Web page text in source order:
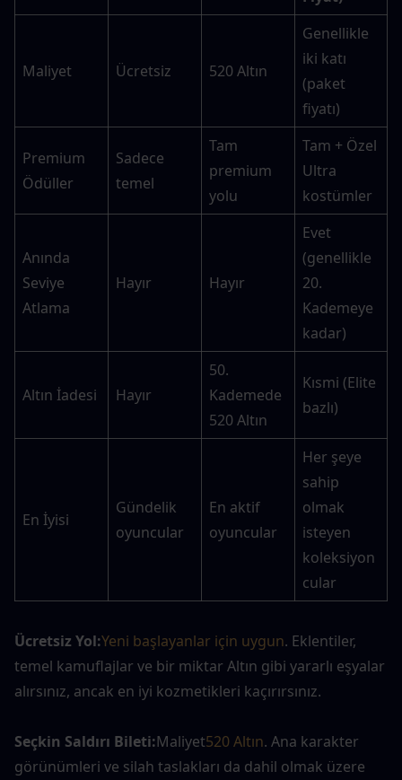
Maliyet Ücretsiz 520 Altın
Genellikle
iki katı
(paket
fiyatı)
Premium
Ödüller
Sadece
temel
Tam
premium
yolu
Tam + Özel
Ultra
kostümler
Anında
Seviye
Atlama
Hayır Hayır
Evet
(genellikle
20.
Kademeye
kadar)
Altın İadesi Hayır
50.
Kademede
520 Altın
Kısmi (Elite
bazlı)
En İyisi
Gündelik
oyuncular
En aktif
oyuncular
Her şeye
sahip
olmak
isteyen
koleksiyon
cular
Ücretsiz Yol:Yeni başlayanlar için uygun. Eklentiler,
temel kamuflajlar ve bir miktar Altın gibi yararlı eşyalar
alırsınız, ancak en iyi kozmetikleri kaçırırsınız.
Seçkin Saldırı Bileti:Maliyet520 Altın. Ana karakter
görünümleri ve silah taslakları da dahil olmak üzere